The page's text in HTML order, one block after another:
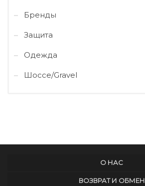
Бренды
Защита
Одежда
Шоссе/Gravel
О НАС
ВОЗВРАТ И ОБМЕН